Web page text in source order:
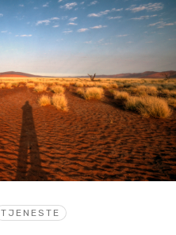
TJENESTE